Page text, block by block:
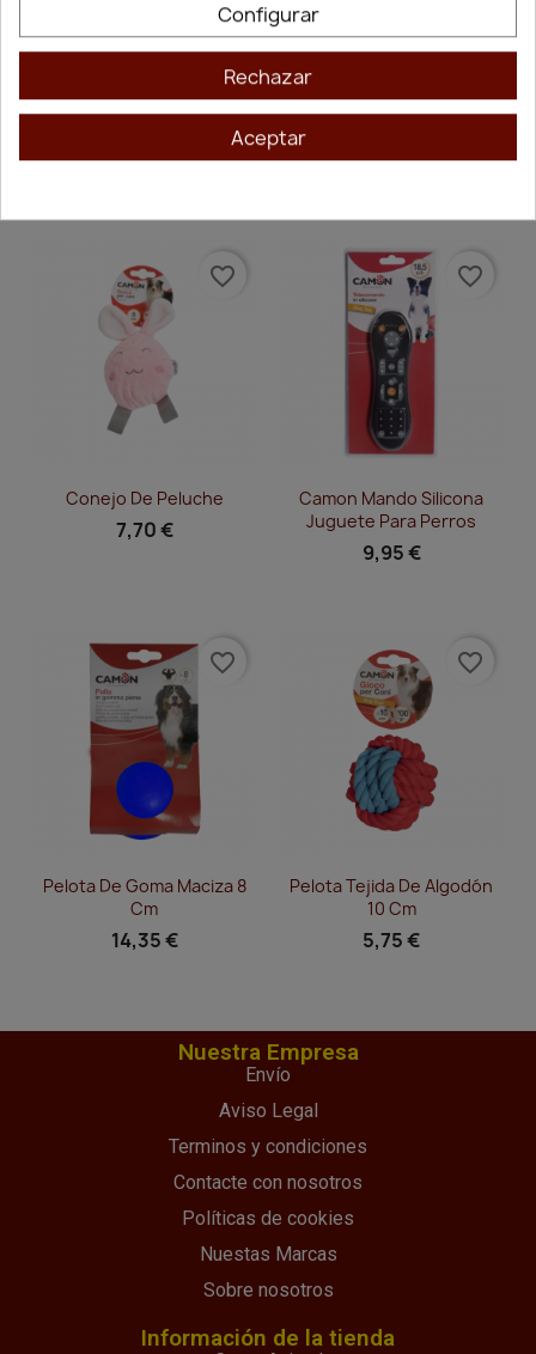
Vista rápida
Conejo De Peluche
7,70 €
favorite_border
Vista rápida
Camon Mando Silicona
Juguete Para Perros
9,95 €
favorite_border
Vista rápida
Pelota De Goma Maciza 8
Cm
14,35 €
favorite_border
Vista rápida
Pelota Tejida De Algodón
10 Cm
5,75 €
favorite_border
Nuestra Empresa
Envío
Aviso Legal
Terminos y condiciones
Contacte con nosotros
Políticas de cookies
Nuestas Marcas
Sobre nosotros
Información de la tienda
Configurar
Rechazar
Aceptar